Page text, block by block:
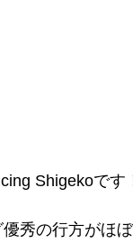
Shigekoです
秀の行方がほ